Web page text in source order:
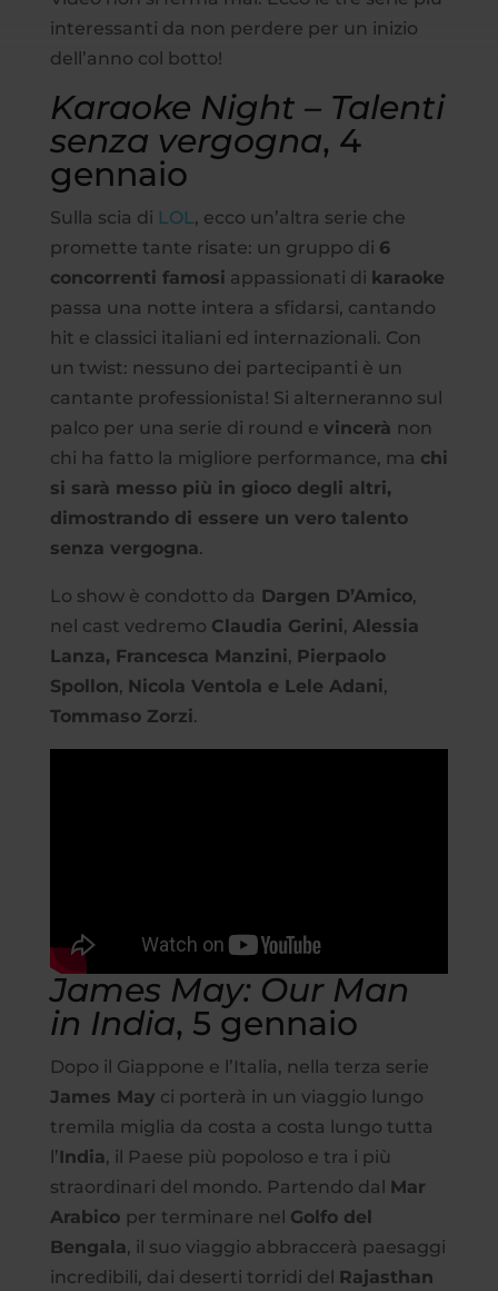
interessanti da non perdere per un inizio
dell’anno col botto!
Karaoke Night – Talenti
senza vergogna, 4
gennaio
Sulla scia di LOL, ecco un’altra serie che
promette tante risate: un gruppo di 6
concorrenti famosi appassionati di karaoke
passa una notte intera a sfidarsi, cantando
hit e classici italiani ed internazionali. Con
un twist: nessuno dei partecipanti è un
cantante professionista! Si alterneranno sul
palco per una serie di round e vincerà non
chi ha fatto la migliore performance, ma chi
si sarà messo più in gioco degli altri,
dimostrando di essere un vero talento
senza vergogna.
Lo show è condotto da Dargen D’Amico,
nel cast vedremo Claudia Gerini, Alessia
Lanza, Francesca Manzini, Pierpaolo
Spollon, Nicola Ventola e Lele Adani,
Tommaso Zorzi.
James May: Our Man
in India, 5 gennaio
Dopo il Giappone e l’Italia, nella terza serie
James May ci porterà in un viaggio lungo
tremila miglia da costa a costa lungo tutta
l’India, il Paese più popoloso e tra i più
straordinari del mondo. Partendo dal Mar
Arabico per terminare nel Golfo del
Bengala, il suo viaggio abbraccerà paesaggi
incredibili, dai deserti torridi del Rajasthan